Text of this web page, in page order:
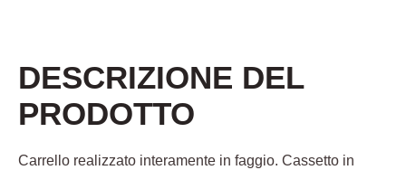
DESCRIZIONE DEL
PRODOTTO
Carrello realizzato interamente in faggio. Cassetto in